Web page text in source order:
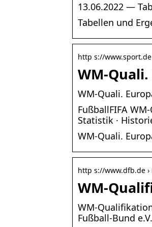
13.06.2022 —
Tabellen und
http s://
WM-Quali.
WM-Quali.
FußballFIFA
Statistik ·
WM-Quali.
http s://www.dfb.de
WM-
WM-
Fußball-Bund e.V.